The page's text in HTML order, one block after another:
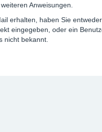
Anweisungen.
erhalten, haben Sie
eingegeben, oder ein
nicht bekannt.